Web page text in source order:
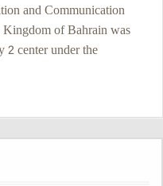
and Communication
of Bahrain was
2 center under the